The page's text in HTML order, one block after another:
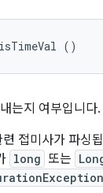
()
는지 여부입니다.
접미사가 파싱
long 또는